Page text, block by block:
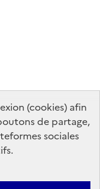
(cookies) afin
de partage,
sociales
info.gouv.fr
conforme Politique